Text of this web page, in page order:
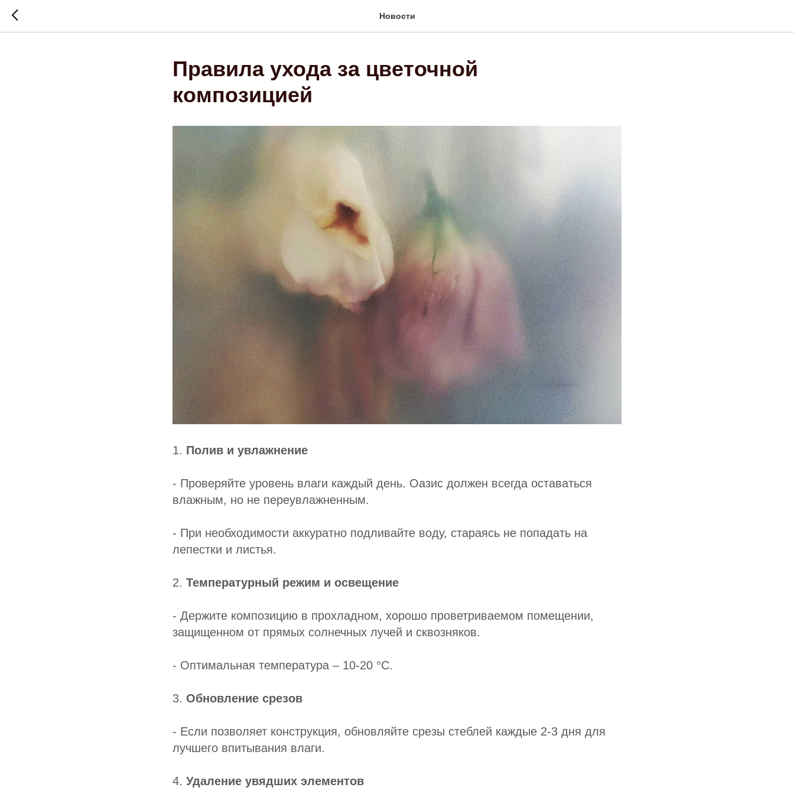
Новости
Правила ухода за цветочной
композицией
1. Полив и увлажнение
- Проверяйте уровень влаги каждый день. Оазис должен всегда оставаться
влажным, но не переувлажненным.
- При необходимости аккуратно подливайте воду, стараясь не попадать на
лепестки и листья.
2. Температурный режим и освещение
- Держите композицию в прохладном, хорошо проветриваемом помещении,
защищенном от прямых солнечных лучей и сквозняков.
- Оптимальная температура – 10-20 °C.
3. Обновление срезов
- Если позволяет конструкция, обновляйте срезы стеблей каждые 2-3 дня для
лучшего впитывания влаги.
4. Удаление увядших элементов